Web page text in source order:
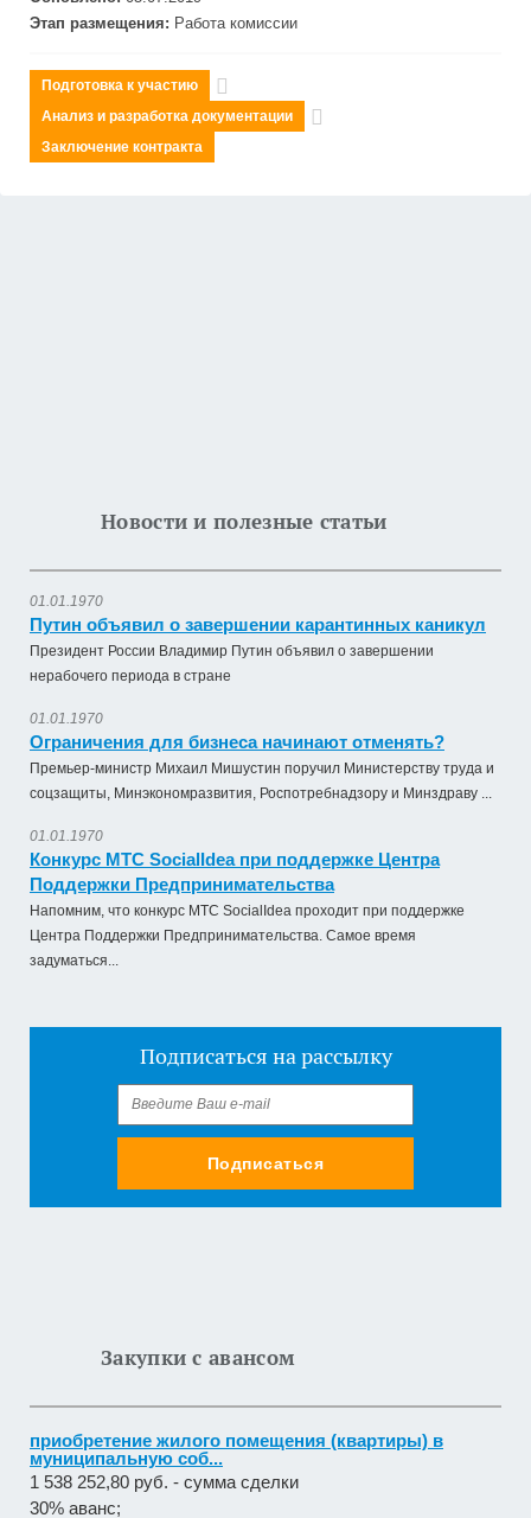
Этап размещения: Работа комиссии
Подготовка к участию
Анализ и разработка документации
Заключение контракта
Новости и полезные статьи
01.01.1970
Путин объявил о завершении карантинных каникул
Президент России Владимир Путин объявил о завершении
нерабочего периода в стране
01.01.1970
Ограничения для бизнеса начинают отменять?
Премьер-министр Михаил Мишустин поручил Министерству труда и
соцзащиты, Минэкономразвития, Роспотребнадзору и Минздраву ...
01.01.1970
Конкурс МТС SocialIdea при поддержке Центра
Поддержки Предпринимательства
Напомним, что конкурс МТС SocialIdea проходит при поддержке
Центра Поддержки Предпринимательства. Самое время
задуматься...
Подписаться на рассылку
Подписаться
Закупки с авансом
приобретение жилого помещения (квартиры) в
муниципальную соб...
1 538 252,80 руб. - сумма сделки
30% аванс;